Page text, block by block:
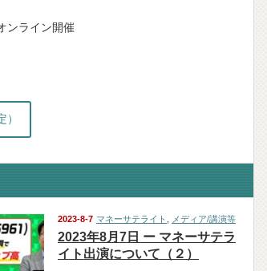
ンライン開催
2023-8-7 マネーサテライト メディア/講演等
2023年8月7日 ー マネーサテラ
イト出演について（２）